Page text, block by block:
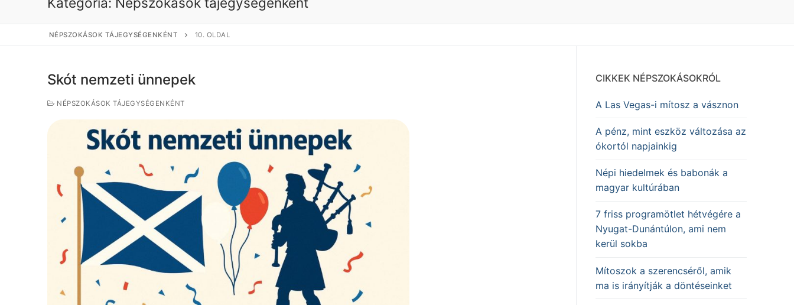
NÉPSZOKÁSOK TÁJEGYSÉGENKÉNT 10. OLDAL
Skót nemzeti ünnepek
NÉPSZOKÁSOK TÁJEGYSÉGENKÉNT
CIKKEK NÉPSZOKÁSOKRÓL
A Las Vegas-i mítosz a vásznon
A pénz, mint eszköz változása az
ókortól napjainkig
Népi hiedelmek és babonák a
magyar kultúrában
7 friss programötlet hétvégére a
Nyugat-Dunántúlon, ami nem
kerül sokba
Mítoszok a szerencséről, amik
ma is irányítják a döntéseinket